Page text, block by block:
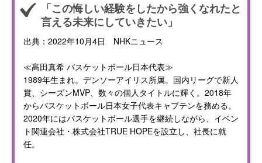
「この悔しい経験をしたから強くなれたと
言える未来にしていきたい」
出典：2022年10月4日 NHKニュース
≪髙田真希 バスケットボール日本代表≫
1989年生まれ。デンソーアイリス所属。国内リーグで新人
賞、シーズンMVP、数々の個人タイトルに輝く。2018年
からバスケットボール日本女子代表キャプテンを務める。
2020年にはバスケットボール選手を継続しながら、イベン
ト関連会社・株式会社TRUE HOPEを設立し、社長に就
任。